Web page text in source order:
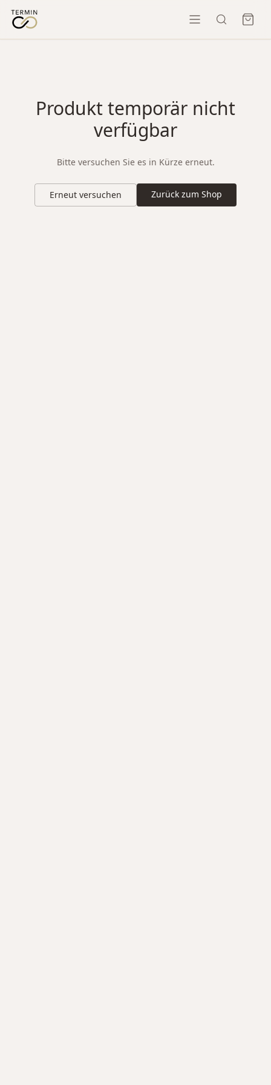
Produkt temporär nicht
verfügbar
Bitte versuchen Sie es in Kürze erneut.
Erneut versuchen Zurück zum Shop